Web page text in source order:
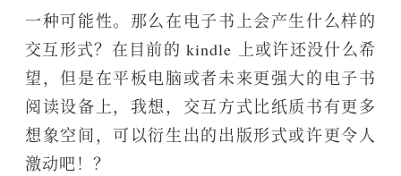
一种可能性。那么在电子书上会产生什么样的
交互形式？在目前的 kindle 上或许还没什么希
望，但是在平板电脑或者未来更强大的电子书
阅读设备上，我想，交互方式比纸质书有更多
想象空间，可以衍生出的出版形式或许更令人
激动吧！？